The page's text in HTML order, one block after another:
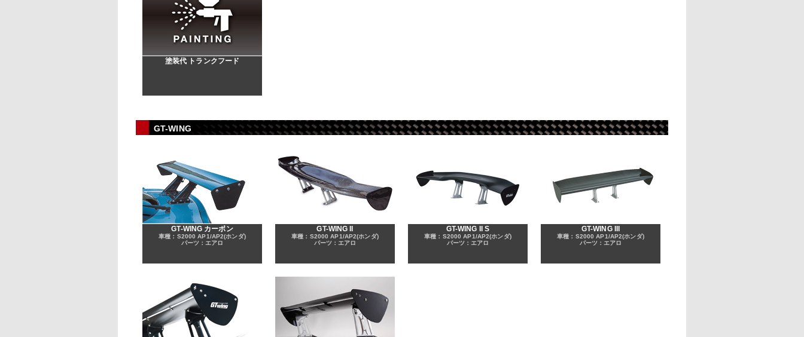
塗装代 トランクフード
GT-WING
GT-WING カーボン
車種：S2000 AP1/AP2(ホンダ)
パーツ：エアロ
GT-WING II
車種：S2000 AP1/AP2(ホンダ)
パーツ：エアロ
GT-WING II S
車種：S2000 AP1/AP2(ホンダ)
パーツ：エアロ
GT-WING III
車種：S2000 AP1/AP2(ホンダ)
パーツ：エアロ